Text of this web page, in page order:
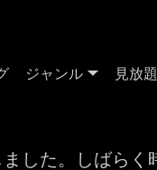
ジャンル 見放題
した。しばら